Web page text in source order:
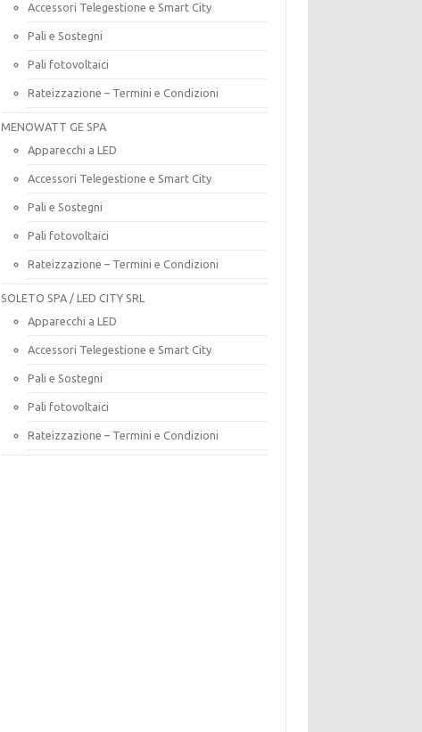
Accessori Telegestione e Smart City
Pali e Sostegni
Pali fotovoltaici
Rateizzazione – Termini e Condizioni
MENOWATT GE SPA
Apparecchi a LED
Accessori Telegestione e Smart City
Pali e Sostegni
Pali fotovoltaici
Rateizzazione – Termini e Condizioni
SOLETO SPA / LED CITY SRL
Apparecchi a LED
Accessori Telegestione e Smart City
Pali e Sostegni
Pali fotovoltaici
Rateizzazione – Termini e Condizioni